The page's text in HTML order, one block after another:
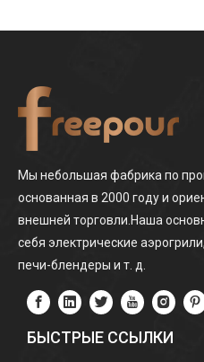
Мы небольшая фабрика по
основанная в 2000 году и
внешней торговли.Наша
себя электрические
печи-блендеры и т. д.
БЫСТРЫЕ ССЫЛКИ